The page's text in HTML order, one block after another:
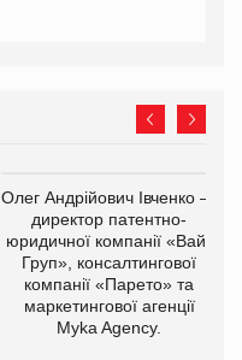
Олег Андрійович Івченко —
директор патентно-
юридичної компанії «Вайз
Груп», консалтингової
компанії «Парето» та
маркетингової агенції
Myka Agency.